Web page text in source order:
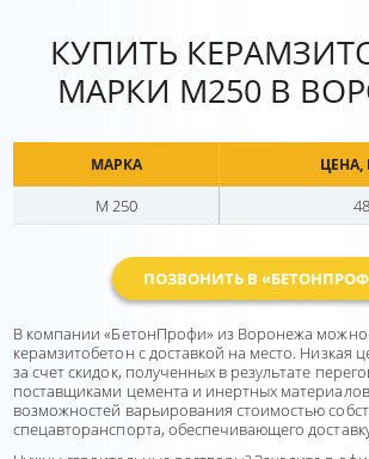
КУПИТЬ
МАРКИ М250 В
МАРКА
М 250
ПОЗВОНИТЬ В
В компании «БетонПрофи» из Воронежа можно
керамзитобетон с доставкой на место. Низкая
за счет скидок, полученных в результате
поставщиками цемента и инертных
возможностей варьирования стоимостью
спецавторанспорта, обеспечивающего